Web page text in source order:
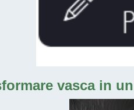
vasca in